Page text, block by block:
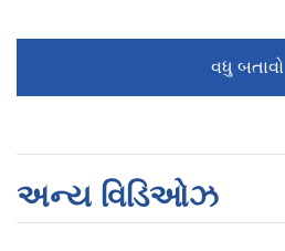
વધુ બતાવો
અન્ય વિડિઓઝ